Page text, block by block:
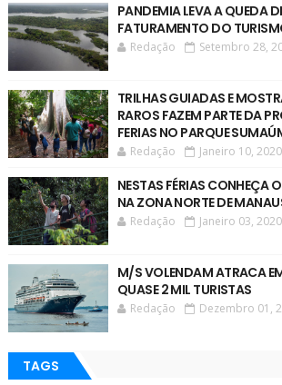
PANDEMIA LEVA A QUEDA
FATURAMENTO DO
Redação Setembro 28,
TRILHAS GUIADAS E
RAROS FAZEM PARTE DA
FERIAS NO PARQUE
Redação Janeiro 10, 2020
NESTAS FÉRIAS CONHEÇA
NA ZONA NORTE DE
Redação Janeiro 03, 2020
M/S VOLENDAM ATRACA
QUASE 2 MIL TURISTAS
Redação Dezembro 01,
TAGS